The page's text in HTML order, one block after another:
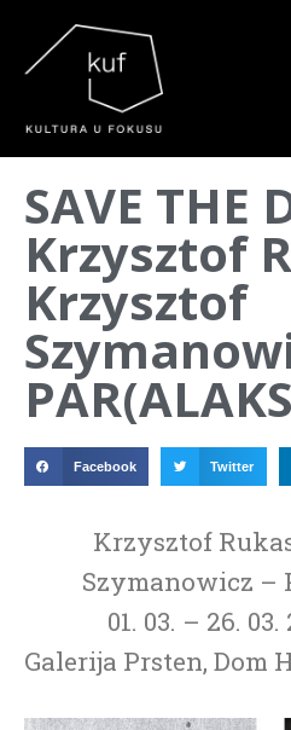
SAVE THE
Krzysztof
Krzysztof
Facebook Twitter
Krzysztof
Szymanowicz –
01. 03. – 26. 03.
Galerija Prsten, Dom
▼
▼